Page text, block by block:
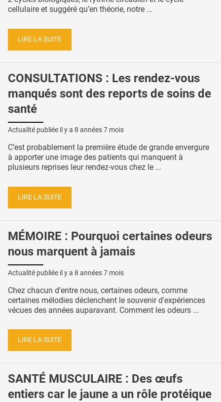
cellulaire et suggéré qu’en théorie, notre ...
LIRE LA SUITE
CONSULTATIONS : Les rendez-vous
manqués sont des reports de soins de
santé
Actualité publiée il y a 8 années 7 mois
C’est probablement la première étude de grande envergure
à apporter une image des patients qui manquent à
plusieurs reprises leur rendez-vous chez le ...
LIRE LA SUITE
MÉMOIRE : Pourquoi certaines odeurs
nous marquent à jamais
Actualité publiée il y a 8 années 7 mois
Chez chacun d’entre nous, certaines odeurs, comme
certaines mélodies déclenchent le souvenir d'expériences
vécues des années auparavant. Comment les odeurs ...
LIRE LA SUITE
SANTÉ MUSCULAIRE : Des œufs
entiers car le jaune a un rôle protéique